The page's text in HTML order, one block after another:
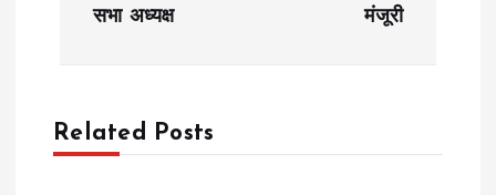
a
v
सभा अध्यक्ष
मंजूरी
Related Posts